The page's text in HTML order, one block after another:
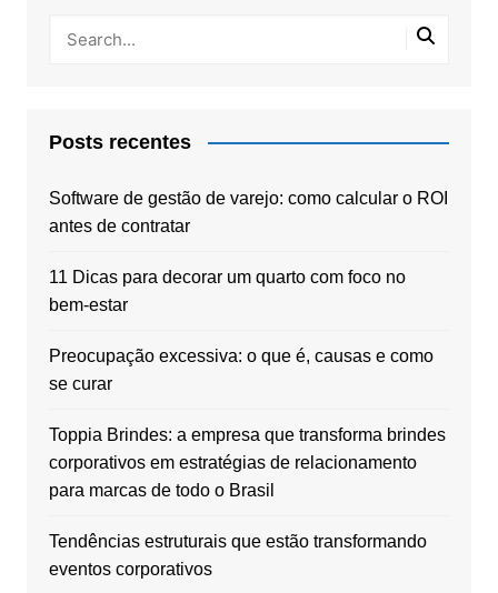
Posts recentes
Software de gestão de varejo: como calcular o ROI
antes de contratar
11 Dicas para decorar um quarto com foco no
bem-estar
Preocupação excessiva: o que é, causas e como
se curar
Toppia Brindes: a empresa que transforma brindes
corporativos em estratégias de relacionamento
para marcas de todo o Brasil
Tendências estruturais que estão transformando
eventos corporativos